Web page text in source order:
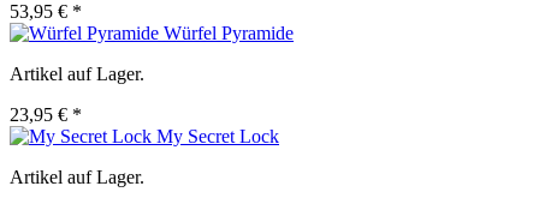
53,95 € *
Würfel Pyramide
Artikel auf Lager.
23,95 € *
My Secret Lock
Artikel auf Lager.